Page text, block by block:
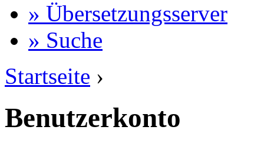
» Übersetzungsserver
» Suche
Startseite ›
Benutzerkonto